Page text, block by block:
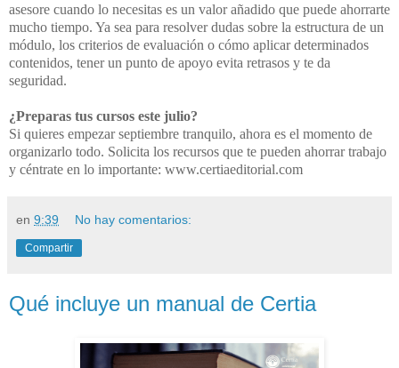
asesore cuando lo necesitas es un valor añadido que puede ahorrarte
mucho tiempo. Ya sea para resolverdudas sobre la estructura de un
módulo, los criterios de evaluación o cómo aplicardeterminados
contenidos, tener un punto de apoyo evita retrasos y te da
seguridad.
¿Preparas tus cursos este julio?
Si quieres empezar septiembre tranquilo, ahora es el momento de
organizarlo todo. Solicita los recursos que te pueden ahorrar trabajo
y céntrate en lo importante: www.certiaeditorial.com
en 9:39 No hay comentarios:
Compartir
Qué incluye un manual de Certia